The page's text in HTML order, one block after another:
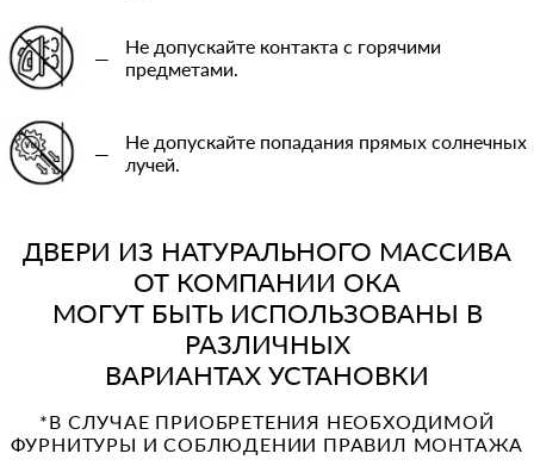
—
Не допускайте контакта с горячими
предметами.
—
Не допускайте попадания прямых солнечных
лучей.
ДВЕРИ ИЗ НАТУРАЛЬНОГО МАССИВА
ОТ КОМПАНИИ ОКА
МОГУТ БЫТЬ ИСПОЛЬЗОВАНЫ В
РАЗЛИЧНЫХ
ВАРИАНТАХ УСТАНОВКИ
*В СЛУЧАЕ ПРИОБРЕТЕНИЯ НЕОБХОДИМОЙ
ФУРНИТУРЫ И СОБЛЮДЕНИИ ПРАВИЛ МОНТАЖА